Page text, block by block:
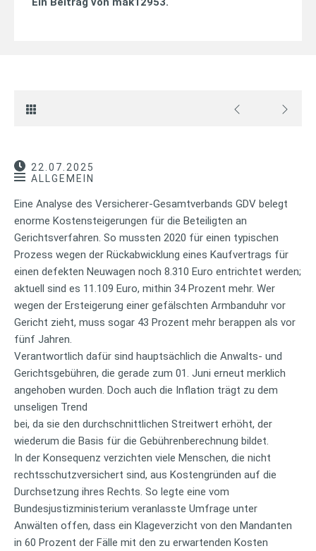
22.07.2025
ALLGEMEIN
Eine Analyse des Versicherer-Gesamtverbands GDV belegt
enorme Kostensteigerungen für die Beteiligten an
Gerichtsverfahren. So mussten 2020 für einen typischen
Prozess wegen der Rückabwicklung eines Kaufvertrags für
einen defekten Neuwagen noch 8.310 Euro entrichtet werden;
aktuell sind es 11.109 Euro, mithin 34 Prozent mehr. Wer
wegen der Ersteigerung einer gefälschten Armbanduhr vor
Gericht zieht, muss sogar 43 Prozent mehr berappen als vor
fünf Jahren.
Verantwortlich dafür sind hauptsächlich die Anwalts- und
Gerichtsgebühren, die gerade zum 01. Juni erneut merklich
angehoben wurden. Doch auch die Inflation trägt zu dem
unseligen Trend
bei, da sie den durchschnittlichen Streitwert erhöht, der
wiederum die Basis für die Gebührenberechnung bildet.
In der Konsequenz verzichten viele Menschen, die nicht
rechtsschutzversichert sind, aus Kostengründen auf die
Durchsetzung ihres Rechts. So legte eine vom
Bundesjustizministerium veranlasste Umfrage unter
Anwälten offen, dass ein Klageverzicht von den Mandanten
in 60 Prozent der Fälle mit den zu erwartenden Kosten